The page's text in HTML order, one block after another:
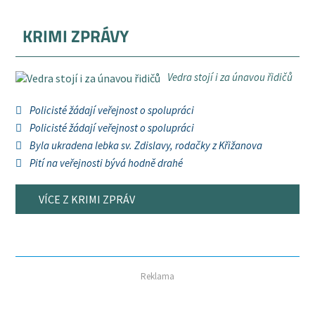
KRIMI ZPRÁVY
Vedra stojí i za únavou řidičů
Policisté žádají veřejnost o spolupráci
Policisté žádají veřejnost o spolupráci
Byla ukradena lebka sv. Zdislavy, rodačky z Křižanova
Pití na veřejnosti bývá hodně drahé
VÍCE Z KRIMI ZPRÁV
Reklama